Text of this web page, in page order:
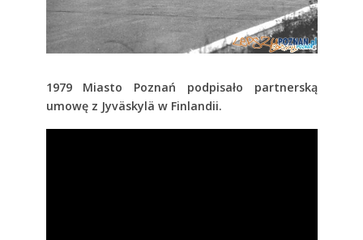
1979
Miasto Poznań podpisało partnerską
umowę z Jyväskylä w Finlandii.